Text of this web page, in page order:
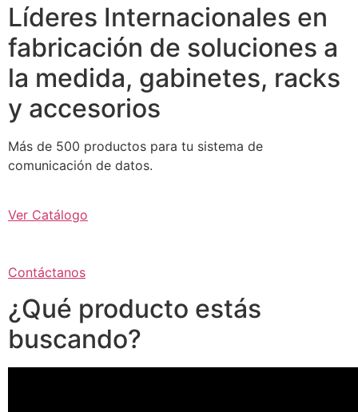
Líderes Internacionales en
fabricación de soluciones a
la medida, gabinetes, racks
y accesorios
Más de 500 productos para tu sistema de
comunicación de datos.
Ver Catálogo
Contáctanos
¿Qué producto estás
buscando?